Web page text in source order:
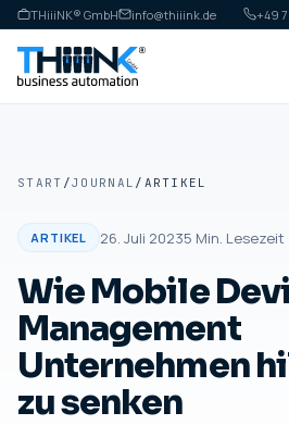
THiiiNK® GmbH info@thiiink.de +49
START /JOURNAL / ARTIKEL
ARTIKEL 26. Juli 20235 Min. Lesezeit
Wie Mobile
Management
Unternehmen
zu senken